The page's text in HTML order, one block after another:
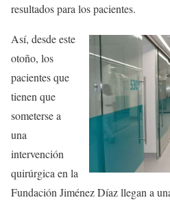
resultados para los pacientes.
Así, desde este
otoño, los
pacientes que
tienen que
someterse a
una
intervención
quirúrgica en la
Fundación Jiménez Díaz llegan a